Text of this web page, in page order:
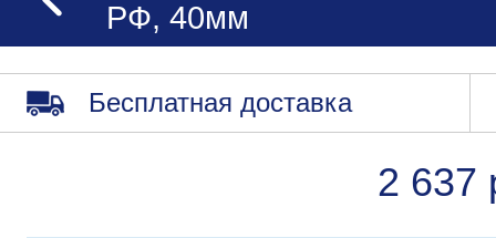
РФ, 40мм
Бесплатная доставка
2 637